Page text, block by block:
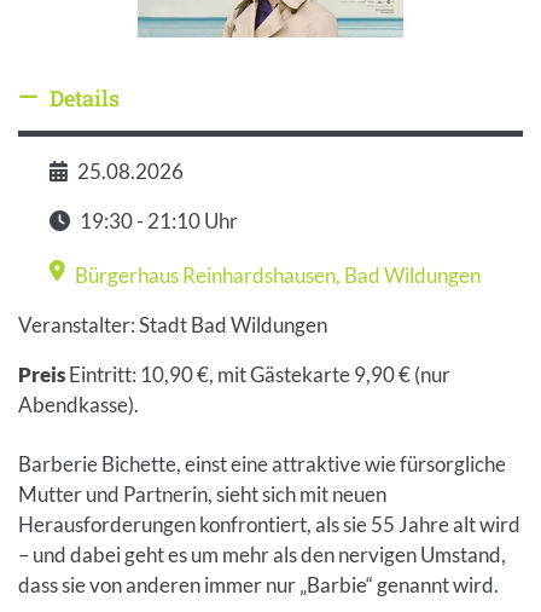
Details ausblenden
Details
Datum
25.08.2026
Zeit
19:30 - 21:10 Uhr
Veranstaltungsort
Bürgerhaus Reinhardshausen, Bad Wildungen
Veranstalter: Stadt Bad Wildungen
PreisEintritt: 10,90 €, mit Gästekarte 9,90 € (nur
Abendkasse).
Barberie Bichette, einst eine attraktive wie fürsorgliche
Mutter und Partnerin, sieht sich mit neuen
Herausforderungen konfrontiert, als sie 55 Jahre alt wird
– und dabei geht es um mehr als den nervigen Umstand,
dass sie von anderen immer nur „Barbie“ genannt wird.